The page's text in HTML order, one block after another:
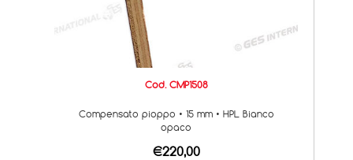
Cod. CMP1508
Compensato pioppo • 15 mm • HPL Bianco
opaco
€220,00